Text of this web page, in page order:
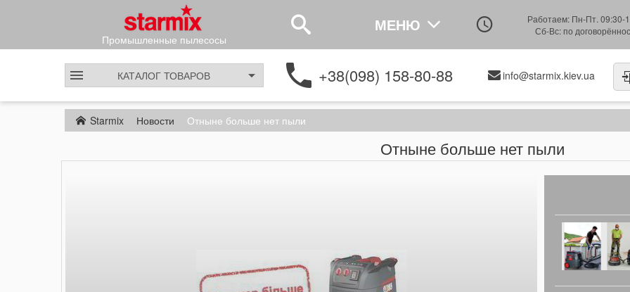
Промышленные пылесосы
МЕНЮ
Работаем: Пн-Пт. 09:30-
Сб-Вс: по
КАТАЛОГТОВАРОВ +38(098) 158-80-88 info@starmix.kiev.ua
Starmix Новости Отныне больше нет пыли
Отныне больше нет пыли